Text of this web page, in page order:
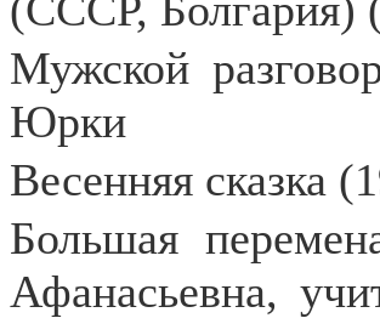
Мужской
Юрки
Весенняя сказка
Большая
Афанасьевна,